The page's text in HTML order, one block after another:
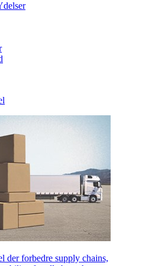
der forbedre supply chains,